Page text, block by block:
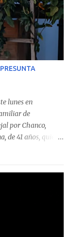
por un
y junio de 2025.
de Cauquenes se
este tipo de
casos
de Chanco,
El informe
se registró en
lunes en
de
por Chanco,
de 41 años, quien
horas en el